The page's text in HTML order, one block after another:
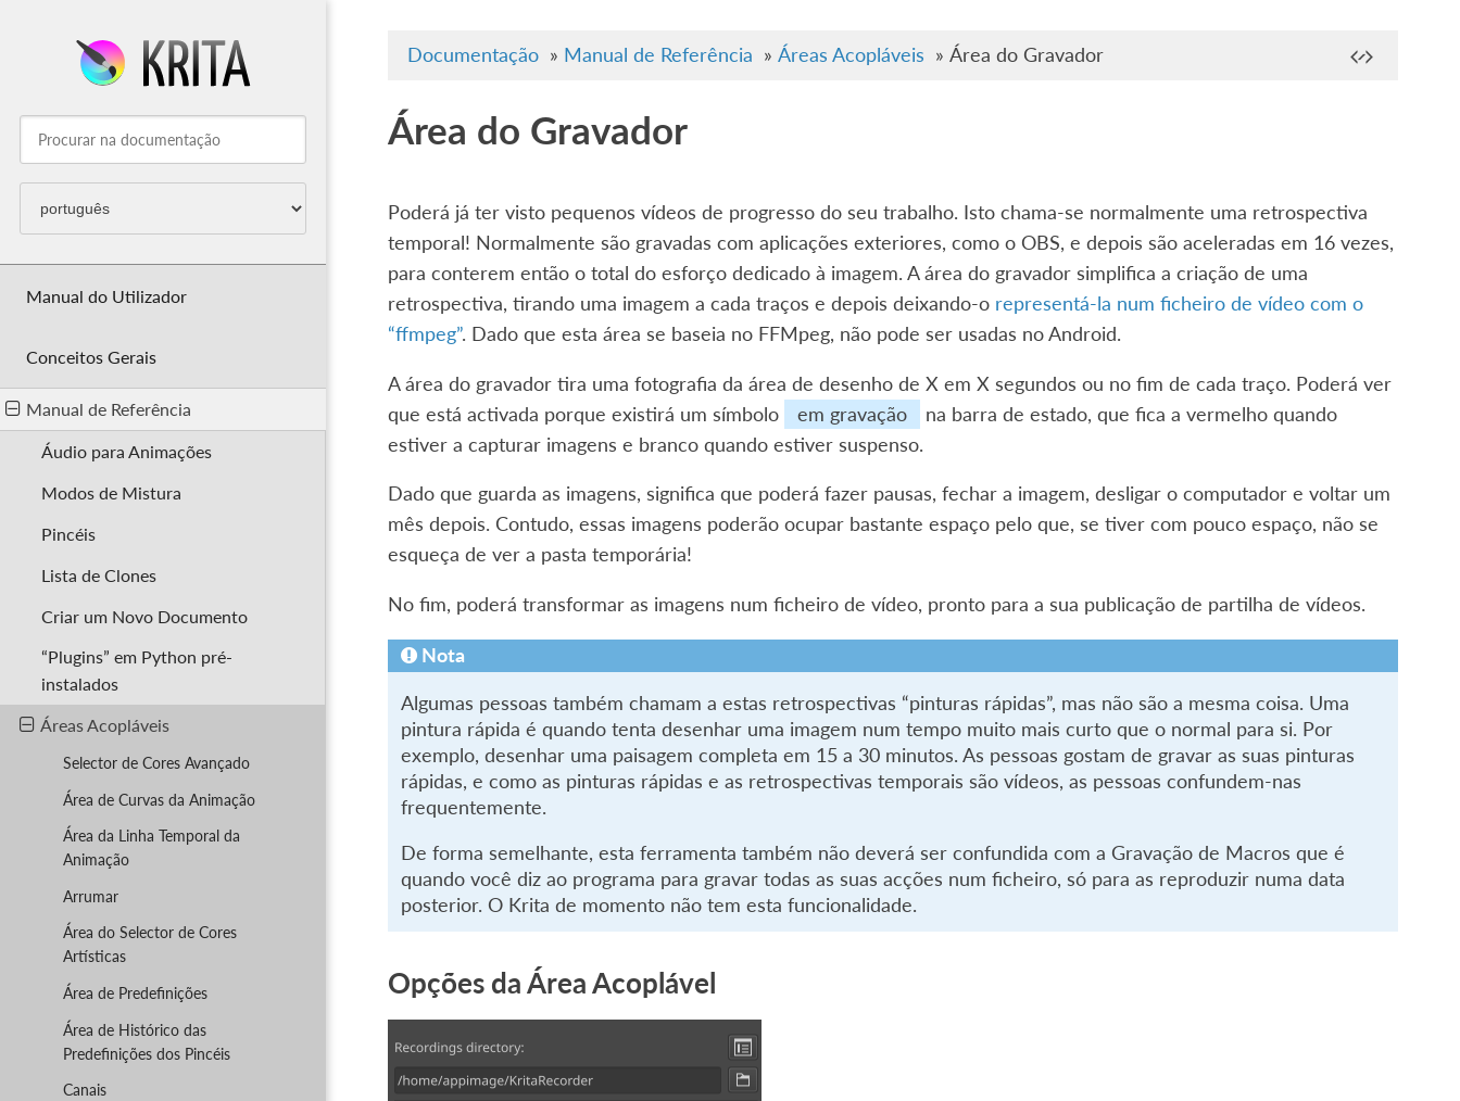
Manual do Utilizador
Conceitos Gerais
Manual de Referência
Áudio para Animações
Modos de Mistura
Pincéis
Lista de Clones
Criar um Novo Documento
“Plugins” em Python pré-
instalados
Áreas Acopláveis
Selector de Cores Avançado
Área de Curvas da Animação
Área da Linha Temporal da
Animação
Arrumar
Área do Selector de Cores
Artísticas
Área de Predefinições
Área de Histórico das
Predefinições dos Pincéis
Canais
Documentação » Manual de Referência » Áreas Acopláveis » Área do Gravador
Área do Gravador
Poderá já ter visto pequenos vídeos de progresso do seu trabalho. Isto chama-se normalmente uma retrospectiva
temporal! Normalmente são gravadas com aplicações exteriores, como o OBS, e depois são aceleradas em 16 vezes,
para conterem então o total do esforço dedicado à imagem. A área do gravador simplifica a criação de uma
retrospectiva, tirando uma imagem a cada traços e depois deixando-o representá-la num ficheiro de vídeo com o
“ffmpeg”. Dado que esta área se baseia no FFMpeg, não pode ser usadas no Android.
A área do gravador tira uma fotografia da área de desenho de X em X segundos ou no fim de cada traço. Poderá ver
que está activada porque existirá um símbolo
em gravação
na barra de estado, que fica a vermelho quando
estiver a capturar imagens e branco quando estiver suspenso.
Dado que guarda as imagens, significa que poderá fazer pausas, fechar a imagem, desligar o computador e voltar um
mês depois. Contudo, essas imagens poderão ocupar bastante espaço pelo que, se tiver com pouco espaço, não se
esqueça de ver a pasta temporária!
No fim, poderá transformar as imagens num ficheiro de vídeo, pronto para a sua publicação de partilha de vídeos.
Nota
Algumas pessoas também chamam a estas retrospectivas “pinturas rápidas”, mas não são a mesma coisa. Uma
pintura rápida é quando tenta desenhar uma imagem num tempo muito mais curto que o normal para si. Por
exemplo, desenhar uma paisagem completa em 15 a 30 minutos. As pessoas gostam de gravar as suas pinturas
rápidas, e como as pinturas rápidas e as retrospectivas temporais são vídeos, as pessoas confundem-nas
frequentemente.
De forma semelhante, esta ferramenta também não deverá ser confundida com a Gravação de Macros que é
quando você diz ao programa para gravar todas as suas acções num ficheiro, só para as reproduzir numa data
posterior. O Krita de momento não tem esta funcionalidade.
Opções da Área Acoplável